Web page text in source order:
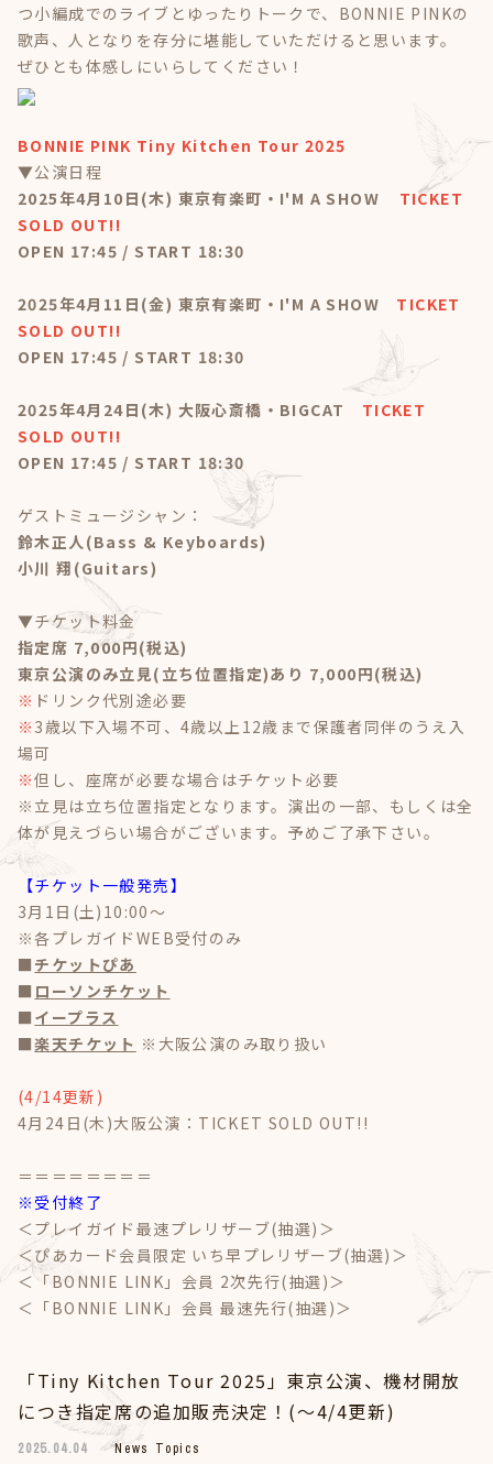
つ小編成でのライブとゆったりトークで、BONNIE PINKの
歌声、人となりを存分に堪能していただけると思います。
ぜひとも体感しにいらしてください！
BONNIE PINK Tiny Kitchen Tour 2025
▼公演日程
2025年4月10日(木) 東京有楽町・I'M A SHOW TICKET
SOLD OUT!!
OPEN 17:45 / START 18:30
2025年4月11日(金) 東京有楽町・I'M A SHOW TICKET
SOLD OUT!!
OPEN 17:45 / START 18:30
2025年4月24日(木) 大阪心斎橋・BIGCAT TICKET
SOLD OUT!!
OPEN 17:45 / START 18:30
ゲストミュージシャン：
鈴木正人(Bass & Keyboards)
小川 翔(Guitars)
▼チケット料金
指定席 7,000円(税込)
東京公演のみ立見(立ち位置指定)あり 7,000円(税込)
※ ドリンク代別途必要
※ 3歳以下入場不可、4歳以上12歳まで保護者同伴のうえ入
場可
※但し、座席が必要な場合はチケット必要
※立見は立ち位置指定となります。演出の一部、もしくは全
体が見えづらい場合がございます。予めご了承下さい。
【チケット一般発売】
3月1日(土)10:00～
※各プレガイドWEB受付のみ
■チケットぴあ
■ ローソンチケット
■イープラス
■楽天チケット ※大阪公演のみ取り扱い
(4/14更新)
4月24日(木)大阪公演：TICKET SOLD OUT!!
＝＝＝＝＝＝＝＝
※受付終了
＜プレイガイド最速プレリザーブ(抽選)＞
＜ぴあカード会員限定 いち早プレリザーブ(抽選)＞
＜「BONNIE LINK」会員 2次先行(抽選)＞
＜「BONNIE LINK」会員 最速先行(抽選)＞
「Tiny Kitchen Tour 2025」東京公演、機材開放
につき指定席の追加販売決定！(～4/4更新)
2025.04.04 News Topics